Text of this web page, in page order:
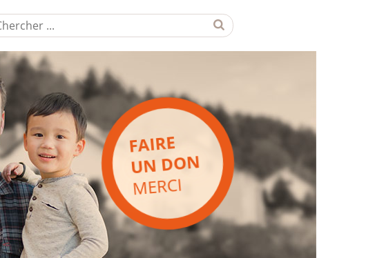
FAIRE
UN DON
MERCI